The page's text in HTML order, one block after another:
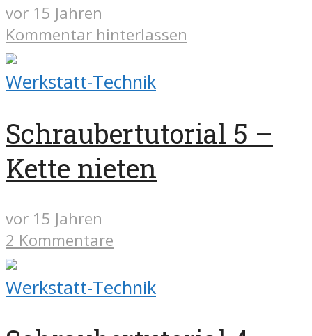
vor 15 Jahren
Kommentar hinterlassen
Werkstatt-Technik
Schraubertutorial 5 –
Kette nieten
vor 15 Jahren
2 Kommentare
Werkstatt-Technik